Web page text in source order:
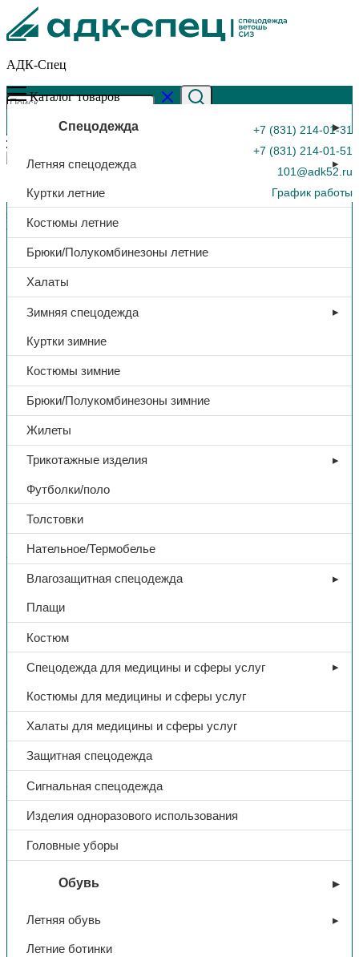
АДК-Спец
+7 (831) 214-01-31
+7 (831) 214-01-51
101@adk52.ru
График работы
0
Каталог товаров
Спецодежда
Летняя спецодежда
Куртки летние
Костюмы летние
Брюки/Полукомбинезоны летние
Халаты
Зимняя спецодежда
Куртки зимние
Костюмы зимние
Брюки/Полукомбинезоны зимние
Жилеты
Трикотажные изделия
Футболки/поло
Толстовки
Нательное/Термобелье
Влагозащитная спецодежда
Плащи
Костюм
Спецодежда для медицины и сферы услуг
Костюмы для медицины и сферы услуг
Халаты для медицины и сферы услуг
Защитная спецодежда
Сигнальная спецодежда
Изделия одноразового использования
Головные уборы
Обувь
Летняя обувь
Летние ботинки
Главная страница»Каталог»Средство чистящее «НИКА»,
универсальный, порошок 550 гр.
Бытовая химия
Средство чистящее «НИКА»,
универсальный, порошок 550
гр.
164,00₽
В избранное
Категории:Бытовая химия,Сопутствующие товары
Поделиться:
Поделиться в Telegram
Поделиться в
Whatsapp
Поделиться в Ok
Доп. информация
Тип Средство чистящее
Свойства